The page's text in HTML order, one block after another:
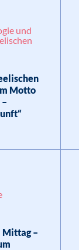
und
Motto
Mittag –